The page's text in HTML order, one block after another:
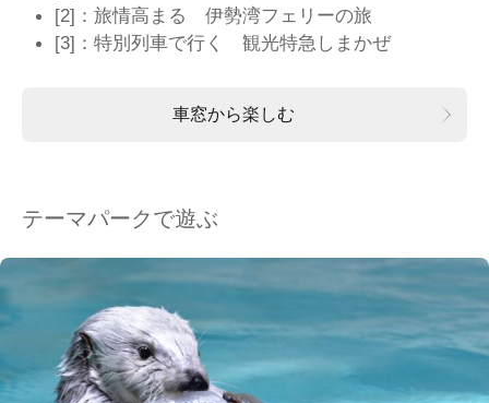
[2]：旅情高まる 伊勢湾フェリーの旅
[3]：特別列車で行く 観光特急しまかぜ
車窓から楽しむ
テーマパークで遊ぶ